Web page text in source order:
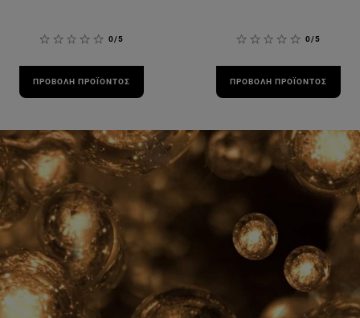
0/5
ΠΡΟΒΟΛΉ ΠΡΟΪΌΝΤΟΣ
0/5
ΠΡΟΒΟΛΉ ΠΡΟΪΌΝΤΟΣ